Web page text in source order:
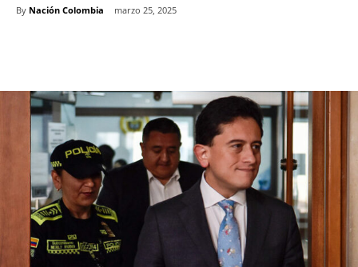
By Nación Colombia marzo 25, 2025